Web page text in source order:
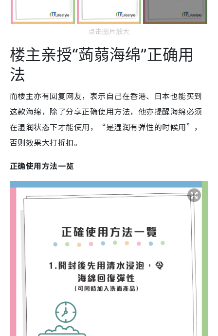
点击图片放大
楼主亲授“蒟蒻海绵”正确用
法
而楼主亦有回复网友，表示自己在香港、日本也能买到
这款海绵，除了分享正确使用方法，他亦提醒海绵必须
在湿润状态下才能使用，“是湿润有弹性的时候用”，
否则效果大打折扣。
正确使用方法一览